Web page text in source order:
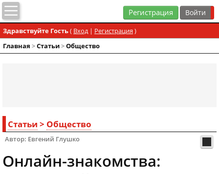
Регистрация
Здравствуйте Гость( Вход| Регистрация )
Главная >Статьи>Общество
Статьи > Общество
Автор: Евгений Глушко
Онлайн-знакомства: